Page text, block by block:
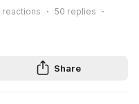
reactions 50 replies
Share